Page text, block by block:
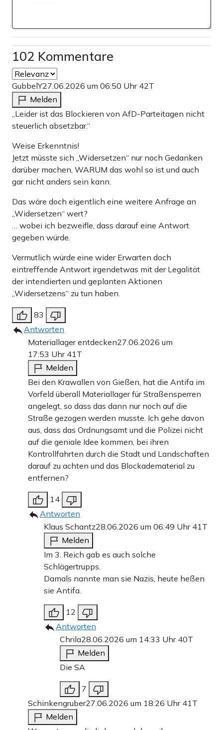
102 Kommentare
GubbelY27.06.2026 um 06:50 Uhr 42T
Melden
„Leider ist das Blockieren von AfD-Parteitagen nicht
steuerlich absetzbar.“
Weise Erkenntnis!
Jetzt müsste sich „Widersetzen“ nur noch Gedanken
darüber machen, WARUM das wohl so ist und auch
gar nicht anders sein kann.
Das wäre doch eigentlich eine weitere Anfrage an
„Widersetzen“ wert?
… wobei ich bezweifle, dass darauf eine Antwort
gegeben würde.
Vermutlich würde eine wider Erwarten doch
eintreffende Antwort irgendetwas mit der Legalität
der intendierten und geplanten Aktionen
„Widersetzens“ zu tun haben.
83
Antworten
Materiallager entdecken27.06.2026 um
17:53 Uhr 41T
Melden
Bei den Krawallen von Gießen, hat die Antifa im
Vorfeld überall Materiallager für Straßensperren
angelegt, so dass das dann nur noch auf die
Straße gezogen werden musste. Ich gehe davon
aus, dass das Ordnungsamt und die Polizei nicht
auf die geniale Idee kommen, bei ihren
Kontrollfahrten durch die Stadt und Landschaften
darauf zu achten und das Blockadematerial zu
entfernen?
14
Antworten
Klaus Schantz28.06.2026 um 06:49 Uhr 41T
Melden
Im 3. Reich gab es auch solche
Schlägertrupps.
Damals nannte man sie Nazis, heute heßen
sie Antifa.
12
Antworten
Chrila28.06.2026 um 14:33 Uhr 40T
Melden
Die SA
7
Schinkengruber27.06.2026 um 18:26 Uhr 41T
Melden